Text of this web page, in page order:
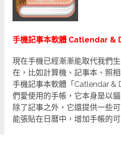
手機記事本軟體 Catlendar &
現在手機已經漸漸能取代我們
在，比如計算機、記事本、照
手機記事本軟體「Catlendar &
們愛使用的手帳，它本身是以
除了記事之外，它還提供一些
能張貼在日曆中，增加手帳的可